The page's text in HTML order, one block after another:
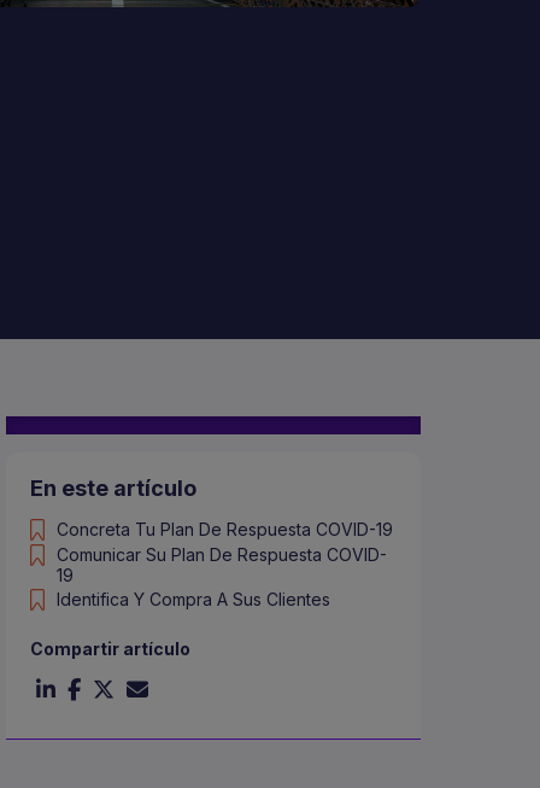
En este artículo
Concreta Tu Plan De Respuesta COVID-19
Comunicar Su Plan De Respuesta COVID-
19
Identifica Y Compra A Sus Clientes
Compartir artículo